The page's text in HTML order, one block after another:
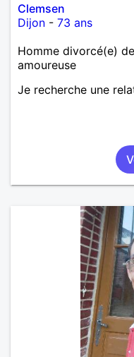
Clemsen
Dijon - 73 ans
Homme divorcé(e)
amoureuse
Je recherche une